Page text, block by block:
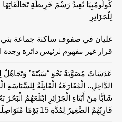
كُولُومْبِيَا تُعِيدُ رَسْمَ خَرِيطَةِ
لِلْجَزَائِرِ
غليان في صفوف ساكنة جماعة بني
قرار غير مفهوم لرئيس دائرة وجدة
عَدَسَاتٌ مُصَوَّبَةٌ نَحْوَ “سَبْتَةَ” وَتَجَاهُلٌ
شَابًّا مِنْ أَبْنَاءِ الْجَزَائِرِ ابْتَلَعَهُمُ الْبَحْرُ
قَارِبُهُمُ الصَّغِيرُ لِمُدَّةِ 15 يَوْمًا مُتَوَاصِلَةً